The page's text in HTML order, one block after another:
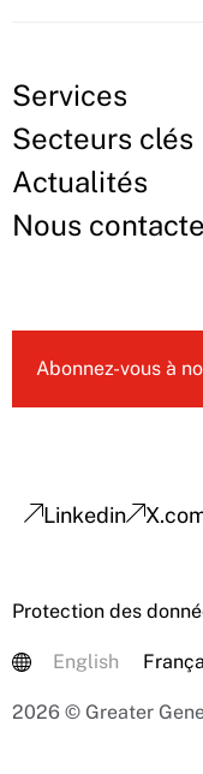
Services
Secteurs clés
Actualités
Nous
Abonnez-vous à
Linkedin
Protection des
English
2026 © Greater